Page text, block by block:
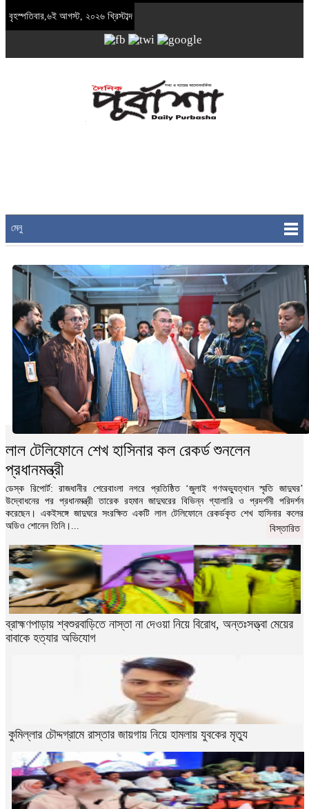
বৃহস্পতিবার,৬ই আগস্ট, ২০২৬ খ্রিস্টাব্দ
মেনু
লাল টেলিফোনে শেখ হাসিনার কল রেকর্ড শুনলেন
প্রধানমন্ত্রী
ডেস্ক রিপোর্ট: রাজধানীর শেরেবাংলা নগরে প্রতিষ্ঠিত ‘জুলাই গণঅভ্যুত্থান স্মৃতি জাদুঘর’
উদ্বোধনের পর প্রধানমন্ত্রী তারেক রহমান জাদুঘরের বিভিন্ন গ্যালারি ও প্রদর্শনী পরিদর্শন
করেছেন। একইসঙ্গে জাদুঘরে সংরক্ষিত একটি লাল টেলিফোনে রেকর্ডকৃত শেখ হাসিনার কলের
অডিও শোনেন তিনি।...
বিস্তারিত
ব্রাহ্মণপাড়ায় শ্বশুরবাড়িতে নাস্তা না দেওয়া নিয়ে বিরোধ, অন্তঃসত্ত্বা মেয়ের
বাবাকে হত্যার অভিযোগ
কুমিল্লার চৌদ্দগ্রামে রাস্তার জায়গায় নিয়ে হামলায় যুবকের মৃত্যু